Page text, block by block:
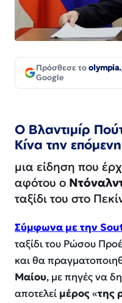
Πρόσθεσε το
Google
Ο Βλαντιμίρ
Κίνα την
μια είδηση που
αφότου ο
ταξίδι του στο
Σύμφωνα με την
ταξίδι του Ρώσου
και θα
Μαίου, με πηγές να
αποτελεί μέρος«της